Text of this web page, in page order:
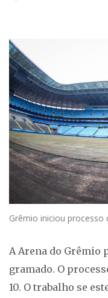
Grêmio iniciou
A Arena do Grêmio
gramado. O
10. O trabalho se